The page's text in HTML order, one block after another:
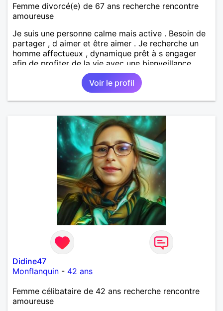
Femme divorcé(e) de 67 ans recherche rencontre
amoureuse
Je suis une personne calme mais active . Besoin de
partager , d aimer et être aimer . Je recherche un
homme affectueux , dynamique prêt à s engager
afin de profiter de la vie avec une bienveillance
réciproque. A bientôt si vous souhaitez faire
Voir le profil
Didine47
Monflanquin - 42 ans
Femme célibataire de 42 ans recherche rencontre
amoureuse